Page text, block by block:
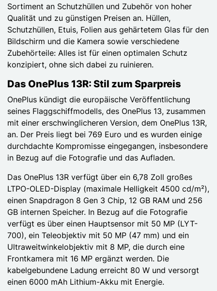
Sortiment an Schutzhüllen und Zubehör von hoher
Qualität und zu günstigen Preisen an. Hüllen,
Schutzhüllen, Etuis, Folien aus gehärtetem Glas für den
Bildschirm und die Kamera sowie verschiedene
Zubehörteile: Alles ist für einen optimalen Schutz
konzipiert, ohne sich dabei zu ruinieren.
Das OnePlus 13R: Stil zum Sparpreis
OnePlus kündigt die europäische Veröffentlichung
seines Flaggschiffmodells, des OnePlus 13, zusammen
mit einer erschwinglicheren Version, dem OnePlus 13R,
an. Der Preis liegt bei 769 Euro und es wurden einige
durchdachte Kompromisse eingegangen, insbesondere
in Bezug auf die Fotografie und das Aufladen.
Das OnePlus 13R verfügt über ein 6,78 Zoll großes
LTPO-OLED-Display (maximale Helligkeit 4500 cd/m²),
einen Snapdragon 8 Gen 3 Chip, 12 GB RAM und 256
GB internen Speicher. In Bezug auf die Fotografie
verfügt es über einen Hauptsensor mit 50 MP (LYT-
700), ein Teleobjektiv mit 50 MP (47 mm) und ein
Ultraweitwinkelobjektiv mit 8 MP, die durch eine
Frontkamera mit 16 MP ergänzt werden. Die
kabelgebundene Ladung erreicht 80 W und versorgt
einen 6000 mAh Lithium-Akku mit Energie.